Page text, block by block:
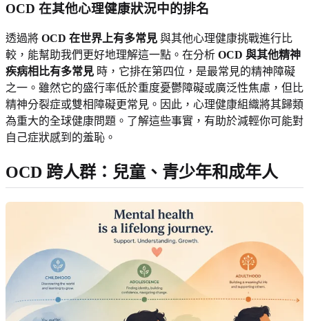
OCD 在其他心理健康狀況中的排名
透過將 OCD 在世界上有多常見 與其他心理健康挑戰進行比
較，能幫助我們更好地理解這一點。在分析 OCD 與其他精神
疾病相比有多常見 時，它排在第四位，是最常見的精神障礙
之一。雖然它的盛行率低於重度憂鬱障礙或廣泛性焦慮，但比
精神分裂症或雙相障礙更常見。因此，心理健康組織將其歸類
為重大的全球健康問題。了解這些事實，有助於減輕你可能對
自己症狀感到的羞恥。
OCD 跨人群：兒童、青少年和成年人